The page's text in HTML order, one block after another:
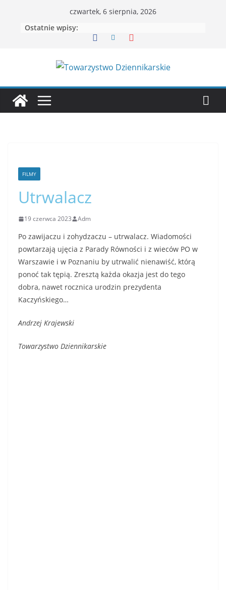
czwartek, 6 sierpnia, 2026
Ostatnie wpisy:
FILMY
Utrwalacz
19 czerwca 2023 Adm
Po zawijaczu i zohydzaczu – utrwalacz. Wiadomości
powtarzają ujęcia z Parady Równości i z wieców PO w
Warszawie i w Poznaniu by utrwalić nienawiść, którą
ponoć tak tępią. Zresztą każda okazja jest do tego
dobra, nawet rocznica urodzin prezydenta
Kaczyńskiego…
Andrzej Krajewski
Towarzystwo Dziennikarskie